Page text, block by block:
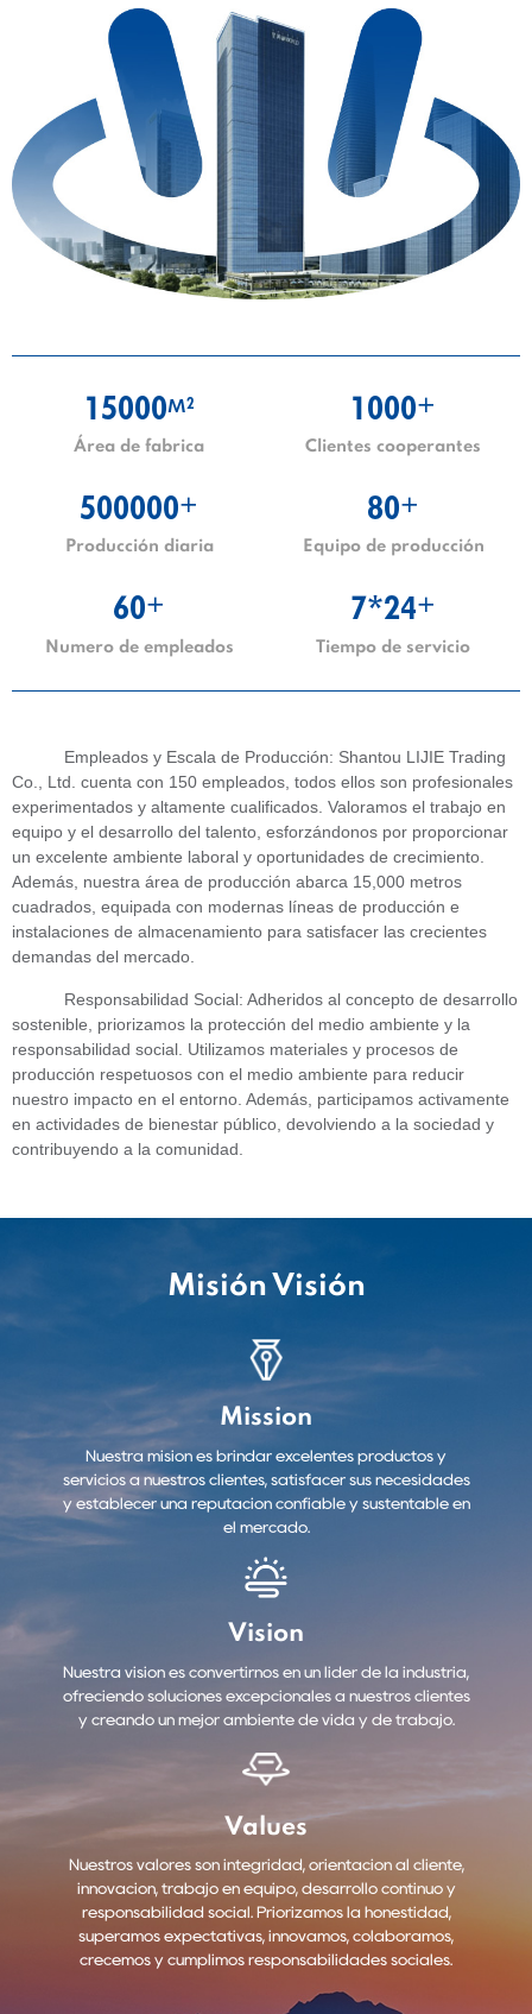
15000M2
Área de fabrica
1000+
Clientes cooperantes
500000+
Producción diaria
80+
Equipo de producción
60+
Numero de empleados
7*24+
Tiempo de servicio
Empleados y Escala de Producción: Shantou LIJIE Trading
Co., Ltd. cuenta con 150 empleados, todos ellos son profesionales
experimentados y altamente cualificados. Valoramos el trabajo en
equipo y el desarrollo del talento, esforzándonos por proporcionar
un excelente ambiente laboral y oportunidades de crecimiento.
Además, nuestra área de producción abarca 15,000 metros
cuadrados, equipada con modernas líneas de producción e
instalaciones de almacenamiento para satisfacer las crecientes
demandas del mercado.
Responsabilidad Social: Adheridos al concepto de desarrollo
sostenible, priorizamos la protección del medio ambiente y la
responsabilidad social. Utilizamos materiales y procesos de
producción respetuosos con el medio ambiente para reducir
nuestro impacto en el entorno. Además, participamos activamente
en actividades de bienestar público, devolviendo a la sociedad y
contribuyendo a la comunidad.
Misión Visión
Mission
Nuestra misión es brindar excelentes productos y
servicios a nuestros clientes, satisfacer sus necesidades
y establecer una reputación confiable y sustentable en
el mercado.
Vision
Nuestra visión es convertirnos en un líder de la industria,
ofreciendo soluciones excepcionales a nuestros clientes
y creando un mejor ambiente de vida y de trabajo.
Values
Nuestros valores son integridad, orientación al cliente,
innovación, trabajo en equipo, desarrollo continuo y
responsabilidad social. Priorizamos la honestidad,
superamos expectativas, innovamos, colaboramos,
crecemos y cumplimos responsabilidades sociales.